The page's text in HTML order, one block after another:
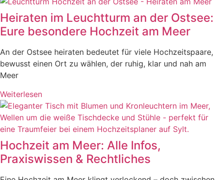
[…]
Heiraten im Leuchtturm an der Ostsee:
Eure besondere Hochzeit am Meer
An der Ostsee heiraten bedeutet für viele Hochzeitspaare,
bewusst einen Ort zu wählen, der ruhig, klar und nah am
Meer
Weiterlesen
Hochzeit am Meer: Alle Infos,
Praxiswissen & Rechtliches